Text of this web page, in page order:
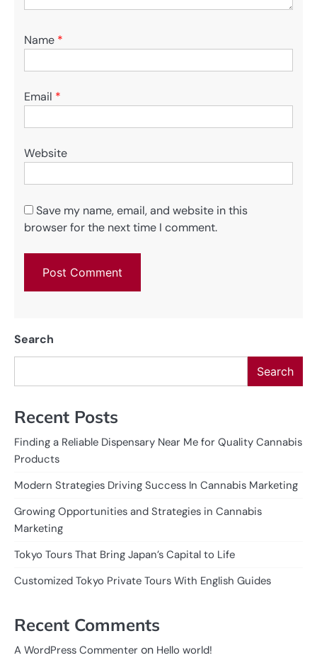
Name *
Email *
Website
Save my name, email, and website in this
browser for the next time I comment.
Search
Search
Recent Posts
Finding a Reliable Dispensary Near Me for Quality Cannabis
Products
Modern Strategies Driving Success In Cannabis Marketing
Growing Opportunities and Strategies in Cannabis
Marketing
Tokyo Tours That Bring Japan’s Capital to Life
Customized Tokyo Private Tours With English Guides
Recent Comments
A WordPress Commenter on Hello world!